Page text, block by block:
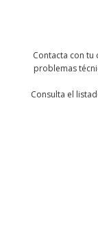
Contacta con tu
problemas
Consulta el